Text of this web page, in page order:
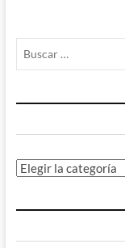
Juanito
Mediavilla
el
ochentero
Categorías